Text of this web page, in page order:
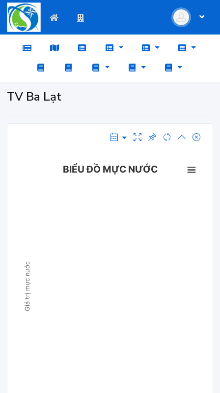
TV Ba Lạt
Giá trị mực nước
BIỂU ĐỒ MỰC NƯỚC